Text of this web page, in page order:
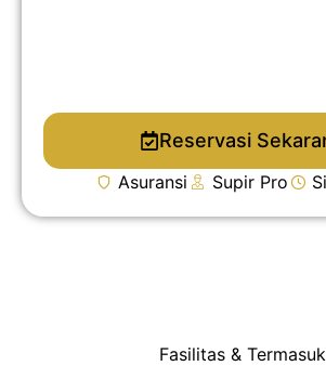
Reservasi
Asuransi Supir Pro
Fasilitas & Termasuk